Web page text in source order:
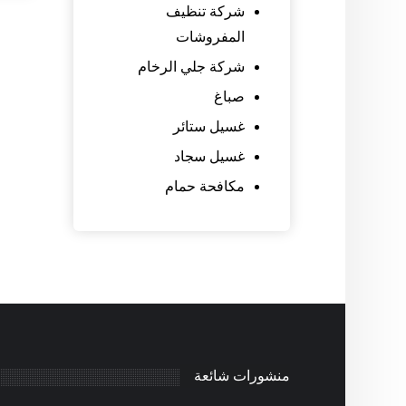
شركة تنظيف
المفروشات
شركة جلي الرخام
صباغ
غسيل ستائر
غسيل سجاد
مكافحة حمام
منشورات شائعة